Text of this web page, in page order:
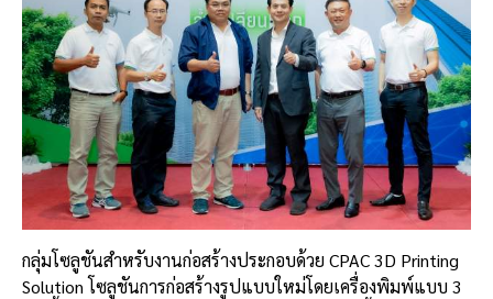
กลุ่มโซลูชันสำหรับงานก่อสร้างประกอบด้วย CPAC 3D Printing
Solution โซลูชันการก่อสร้างรูปแบบใหม่โดยเครื่องพิมพ์แบบ 3